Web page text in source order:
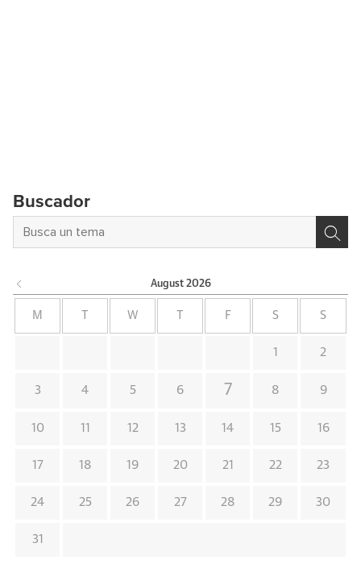
Buscador
August 2026
M W F S S
1 2
3 4 5 6 7 8 9
10 11 12 13 14 15 16
17 18 19 20 21 22 23
24 25 26 27 28 29 30
31